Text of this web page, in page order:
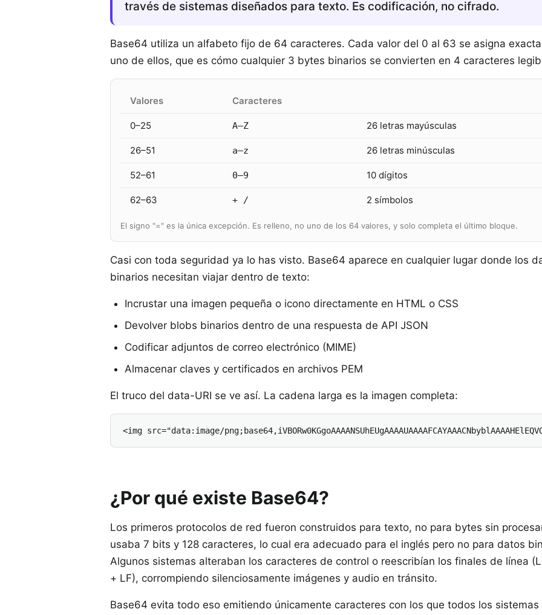
través de sistemas diseñados para texto. Es codificación, no cifrado.
Base64 utiliza un alfabeto fijo de 64 caracteres. Cada valor del 0 al 63 se asigna
uno de ellos, que es cómo cualquier 3 bytes binarios se convierten en 4 caracteres
Valores Caracteres
0–25 A–Z 26 letras mayúsculas
26–51 a–z 26 letras minúsculas
52–61 0–9 10 dígitos
62–63 + / 2 símbolos
El signo "=" es la única excepción. Es relleno, no uno de los 64 valores, y solo completa el último bloque.
Casi con toda seguridad ya lo has visto. Base64 aparece en cualquier lugar donde los
binarios necesitan viajar dentro de texto:
Incrustar una imagen pequeña o icono directamente en HTML o CSS
Devolver blobs binarios dentro de una respuesta de API JSON
Codificar adjuntos de correo electrónico (MIME)
Almacenar claves y certificados en archivos PEM
El truco del data-URI se ve así. La cadena larga es la imagen completa:
<img src="data:image/
¿Por qué existe Base64?
Los primeros protocolos de red fueron construidos para texto, no para bytes sin
usaba 7 bits y 128 caracteres, lo cual era adecuado para el inglés pero no para datos
Algunos sistemas alteraban los caracteres de control o reescribían los finales de línea
+ LF), corrompiendo silenciosamente imágenes y audio en tránsito.
Base64 evita todo eso emitiendo únicamente caracteres con los que todos los sistemas